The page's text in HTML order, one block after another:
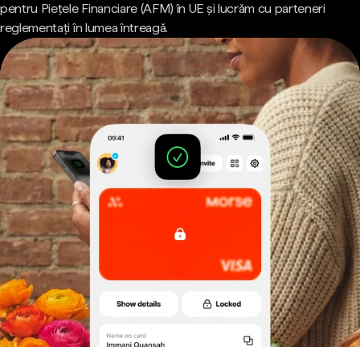
pentru Piețele Financiare (AFM) în UE și lucrăm cu parteneri
reglementați în lumea întreagă.